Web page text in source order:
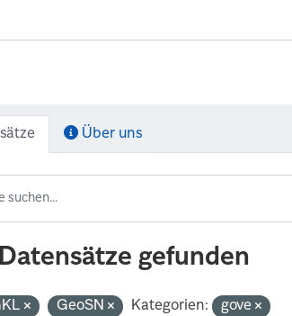
Über uns
gefunden
GeoSN Kategorien: gove